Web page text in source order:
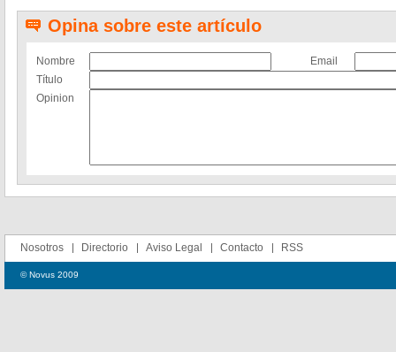
Opina sobre este artículo
Nombre
Email
Título
Opinion
Nosotros Directorio Aviso Legal Contacto RSS
© Novus 2009